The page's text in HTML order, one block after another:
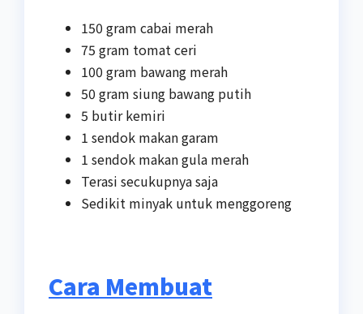
150 gram cabai merah
75 gram tomat ceri
100 gram bawang merah
50 gram siung bawang putih
5 butir kemiri
1 sendok makan garam
1 sendok makan gula merah
Terasi secukupnya saja
Sedikit minyak untuk menggoreng
Cara Membuat